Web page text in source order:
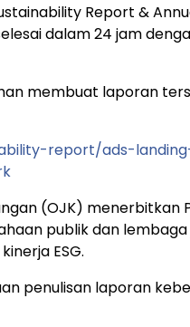
Report &
dalam 24 jam
membuat laporan
report/ads-
(OJK) menerbitkan
publik dan lembaga
ESG.
penulisan laporan